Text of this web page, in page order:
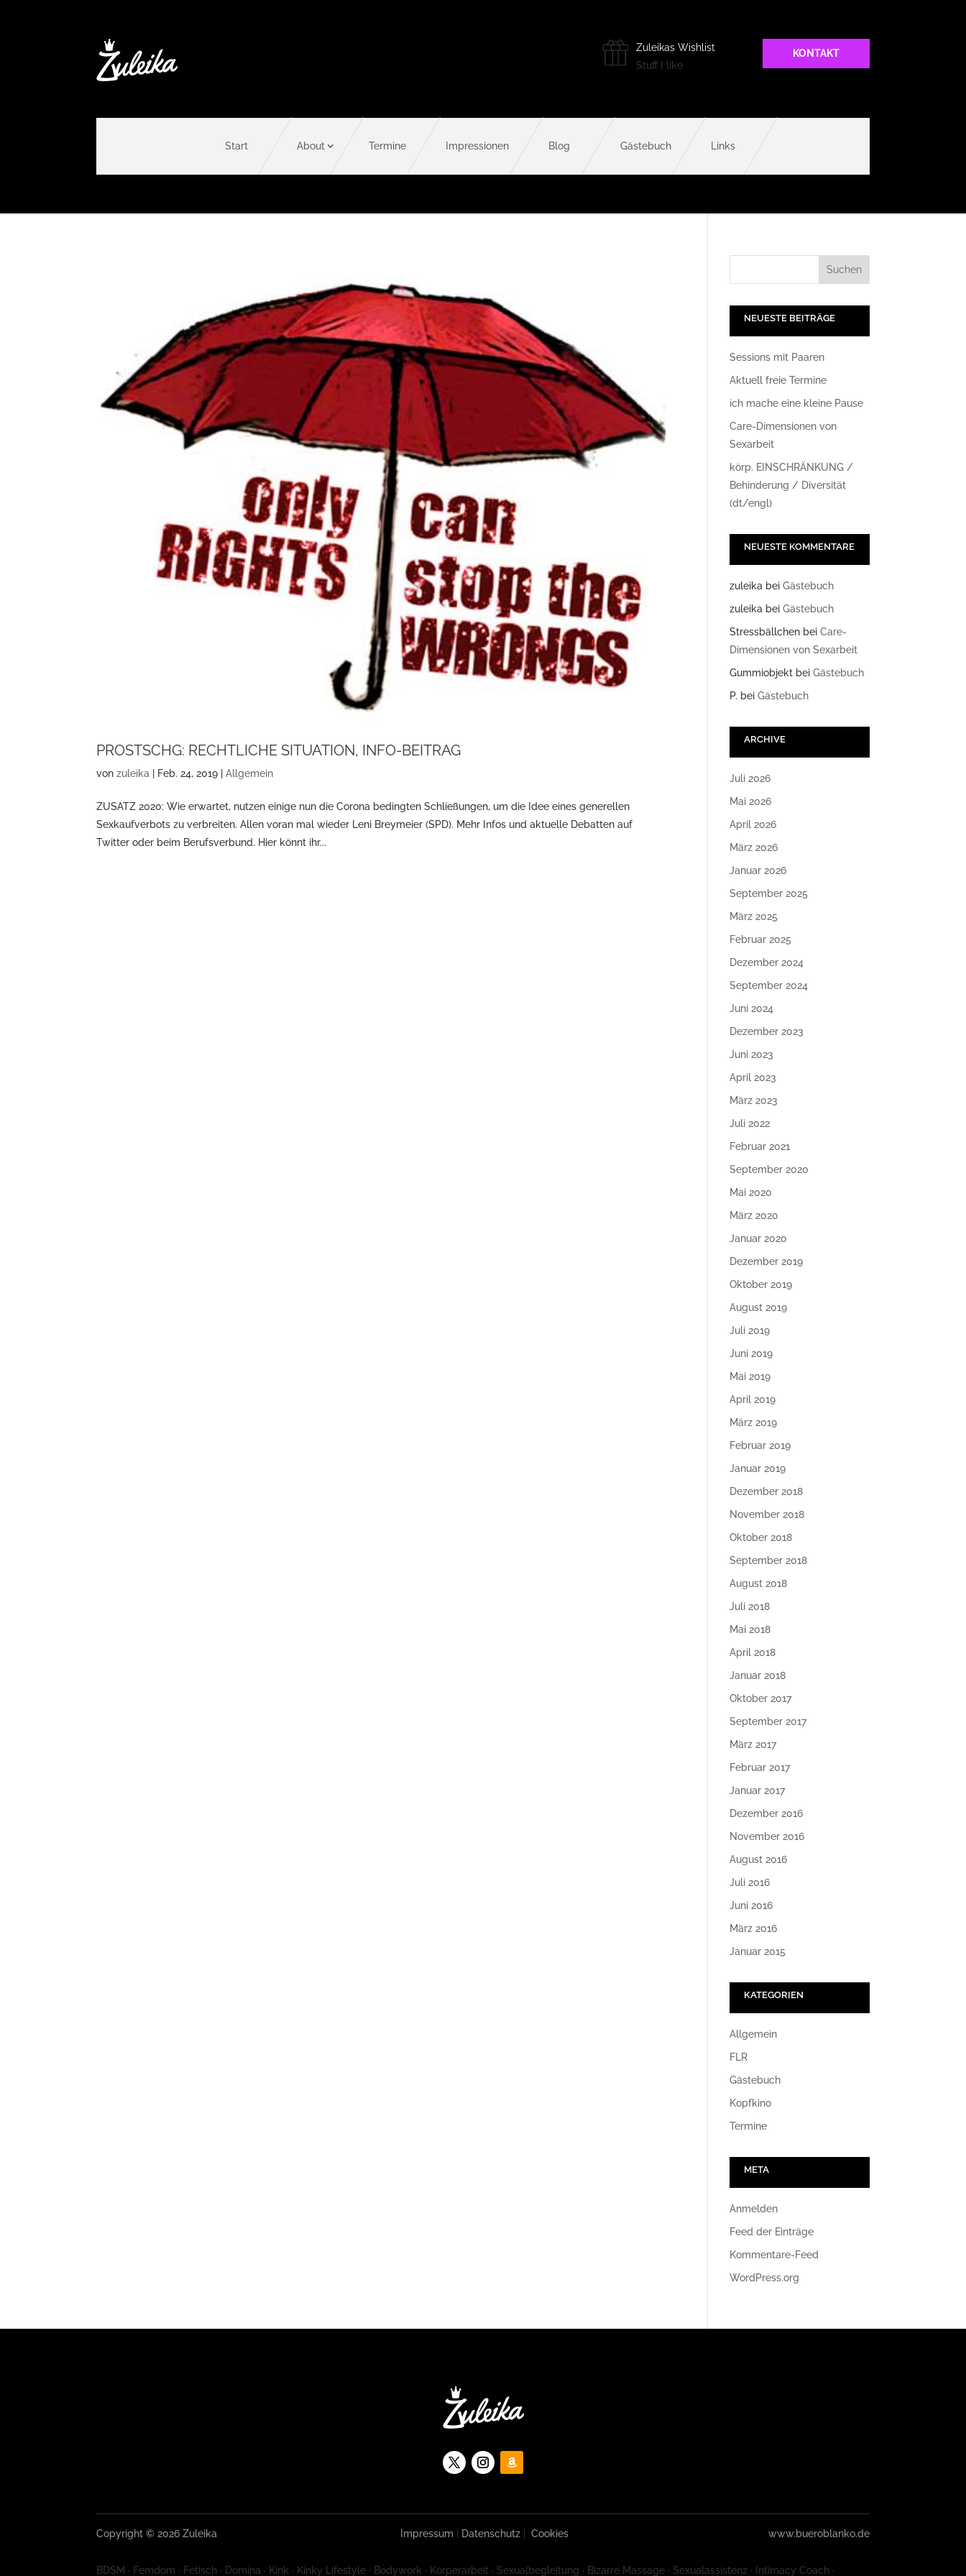
Zuleikas Wishlist
Stuff I like
KONTAKT
Start About Termine Impressionen Blog Gästebuch Links
PROSTSCHG: RECHTLICHE SITUATION, INFO-BEITRAG
vonzuleika Feb. 24, 2019 |Allgemein
ZUSATZ 2020: Wie erwartet, nutzen einige nun die Corona bedingten Schließungen, um die Idee eines generellen
Sexkaufverbots zu verbreiten. Allen voran mal wieder Leni Breymeier (SPD). Mehr Infos und aktuelle Debatten auf
Twitter oder beim Berufsverbund. Hier könnt ihr...
NEUESTE BEITRÄGE
Sessions mit Paaren
Aktuell freie Termine
ich mache eine kleine Pause
Care-Dimensionen von
Sexarbeit
körp. EINSCHRÄNKUNG /
Behinderung / Diversität
(dt/engl)
NEUESTE KOMMENTARE
zuleika beiGästebuch
zuleika beiGästebuch
Stressbällchen beiCare-
Dimensionen von Sexarbeit
Gummiobjekt beiGästebuch
P. beiGästebuch
ARCHIVE
Juli 2026
Mai 2026
April 2026
März 2026
Januar 2026
September 2025
März 2025
Februar 2025
Dezember 2024
September 2024
Juni 2024
Dezember 2023
Juni 2023
April 2023
März 2023
Juli 2022
Februar 2021
September 2020
Mai 2020
März 2020
Januar 2020
Dezember 2019
Oktober 2019
August 2019
Juli 2019
Juni 2019
Mai 2019
April 2019
März 2019
Februar 2019
Januar 2019
Dezember 2018
November 2018
Oktober 2018
September 2018
August 2018
Juli 2018
Mai 2018
April 2018
Januar 2018
Oktober 2017
September 2017
März 2017
Februar 2017
Januar 2017
Dezember 2016
November 2016
August 2016
Juli 2016
Juni 2016
März 2016
Januar 2015
KATEGORIEN
Allgemein
FLR
Gästebuch
Kopfkino
Termine
META
Anmelden
Feed der Einträge
Kommentare-Feed
WordPress.org
Copyright © 2026 Zuleika Impressum | Datenschutz| Cookies www.bueroblanko.de
BDSM · Femdom · Fetisch · Domina · Kink · Kinky Lifestyle · Bodywork · Körperarbeit · Sexualbegleitung · Bizarre Massage · Sexualassistenz · Intimacy Coach ·